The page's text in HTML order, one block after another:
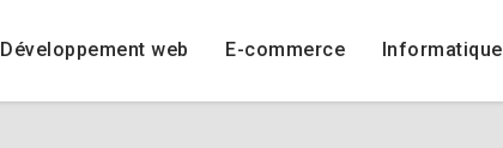
Développement web E-commerce Informatique